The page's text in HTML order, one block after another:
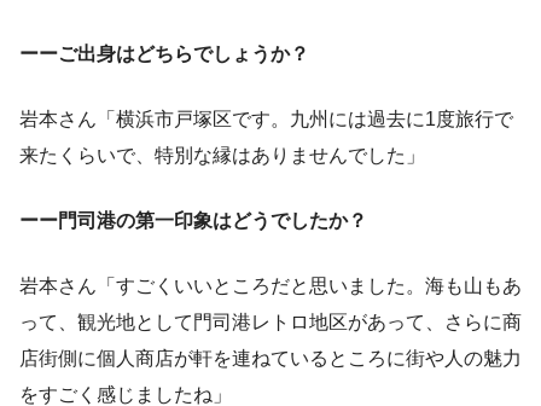
ーーご出身はどちらでしょうか？
岩本さん「横浜市戸塚区です。九州には過去に1度旅行で
来たくらいで、特別な縁はありませんでした」
ーー門司港の第一印象はどうでしたか？
岩本さん「すごくいいところだと思いました。海も山もあ
って、観光地として門司港レトロ地区があって、さらに商
店街側に個人商店が軒を連ねているところに街や人の魅力
をすごく感じましたね」